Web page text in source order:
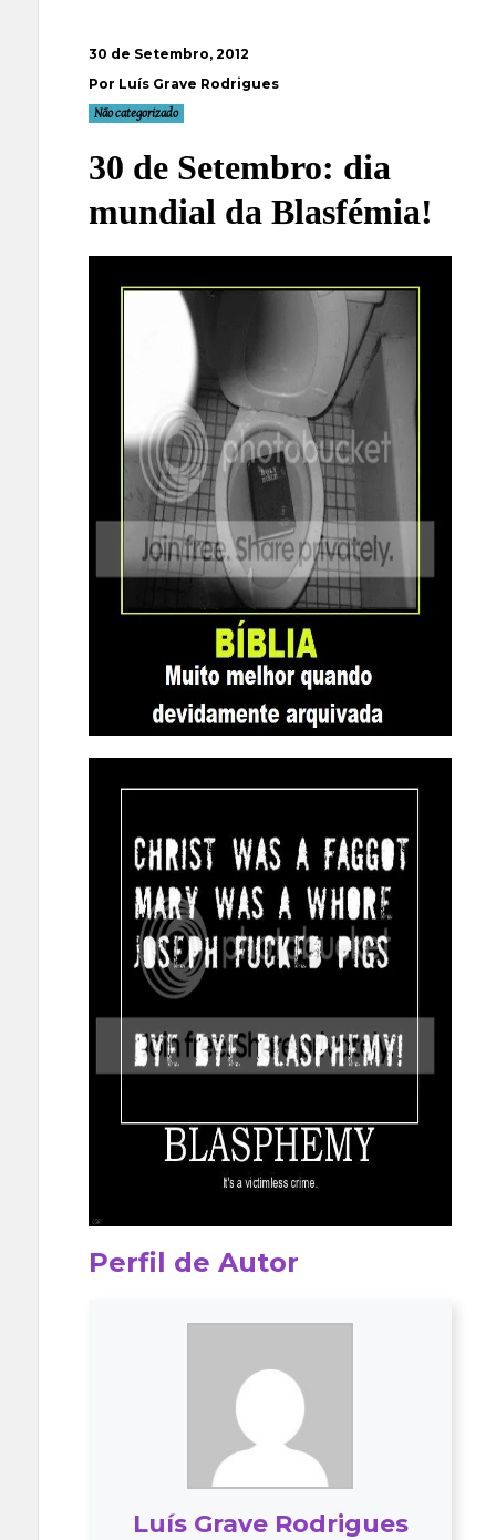
30 de Setembro, 2012
Por Luís Grave Rodrigues
Não categorizado
30 de Setembro: dia
mundial da Blasfémia!
Perfil de Autor
Luís Grave Rodrigues